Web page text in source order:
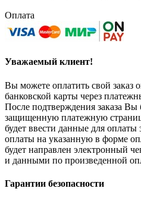
Оплата
Уважаемый клиент!
Вы можете оплатить свой заказ
банковской карты через
После подтверждения заказа Вы
защищенную платежную
будет ввести данные для оплаты
оплаты на указанную в форме
будет направлен электронный
и данными по произведенной
Гарантии безопасности